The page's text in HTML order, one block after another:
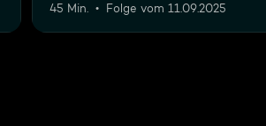
45 Min. Folge vom 11.09.2025